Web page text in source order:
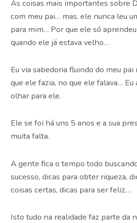
As coisas mais importantes sobre
com meu pai… mas, ele nunca leu
para mim… Por que ele só
quando ele já estava velho…
Eu via sabedoria fluindo do meu
que ele fazia, no que ele falava… Eu
olhar para ele.
Ele se foi há uns 5 anos e a sua
muita falta.
A gente fica o tempo todo
sucesso, dicas para obter riqueza,
coisas certas, dicas para ser feliz…
Isto tudo na realidade faz parte da